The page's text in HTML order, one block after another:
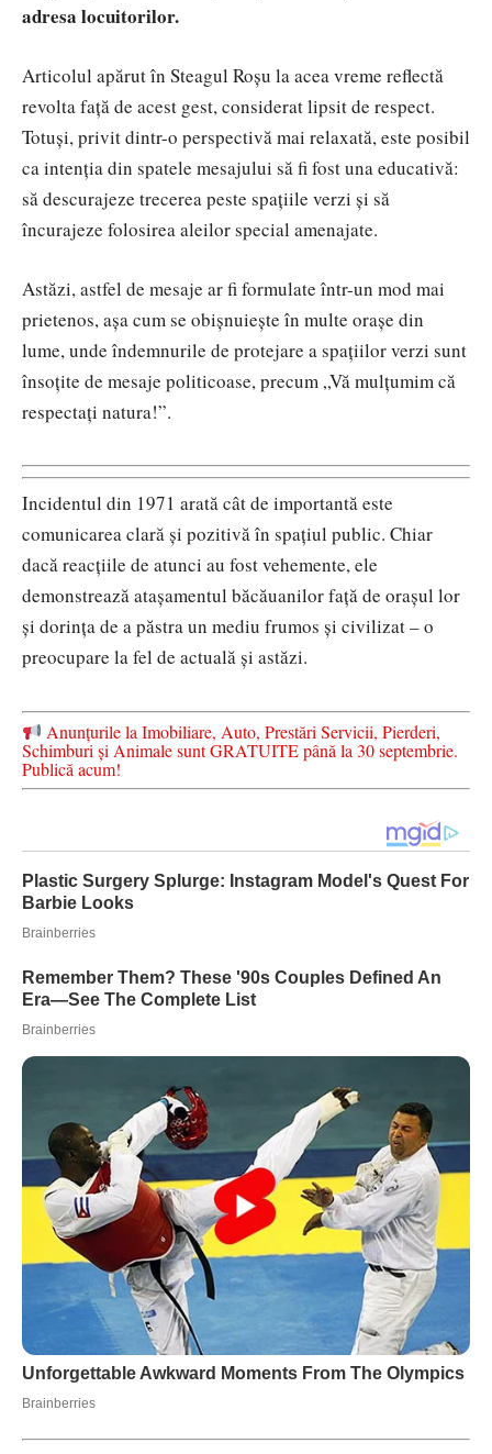
adresa locuitorilor.
Articolul apărut în Steagul Roșu la acea vreme reflectă
revolta față de acest gest, considerat lipsit de respect.
Totuși, privit dintr-o perspectivă mai relaxată, este posibil
ca intenția din spatele mesajului să fi fost una educativă:
să descurajeze trecerea peste spațiile verzi și să
încurajeze folosirea aleilor special amenajate.
Astăzi, astfel de mesaje ar fi formulate într-un mod mai
prietenos, așa cum se obișnuiește în multe orașe din
lume, unde îndemnurile de protejare a spațiilor verzi sunt
însoțite de mesaje politicoase, precum „Vă mulțumim că
respectați natura!”.
Incidentul din 1971 arată cât de importantă este
comunicarea clară și pozitivă în spațiul public. Chiar
dacă reacțiile de atunci au fost vehemente, ele
demonstrează atașamentul băcăuanilor față de orașul lor
și dorința de a păstra un mediu frumos și civilizat – o
preocupare la fel de actuală și astăzi.
Anunțurile la Imobiliare, Auto, Prestări Servicii, Pierderi,
Schimburi și Animale sunt GRATUITE până la 30 septembrie.
Publică acum!